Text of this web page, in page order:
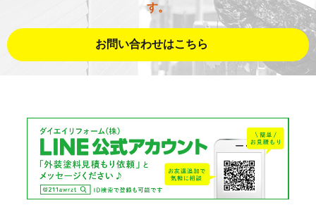
す。
お問い合わせはこちら